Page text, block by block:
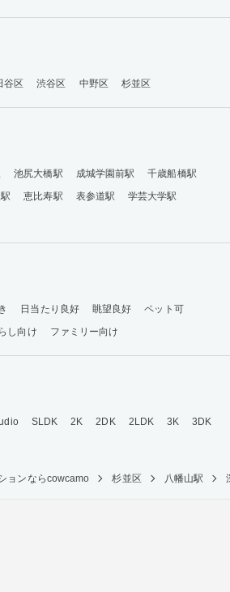
谷区 渋谷区 中野区 杉並区
池尻大橋駅 成城学園前駅
千歳船橋駅
恵比寿駅 表参道駅
学芸大学駅
日当たり良好 眺望良好
ペット可
し向け ファミリー向け
SLDK 2K 2DK 2LDK 3K
3DK
ョンならcowcamo 杉並区 八幡山駅